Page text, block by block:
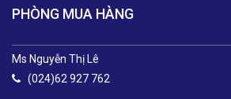
PHÒNG MUA HÀNG
Ms Nguyễn Thị Lê
(024)62 927 762